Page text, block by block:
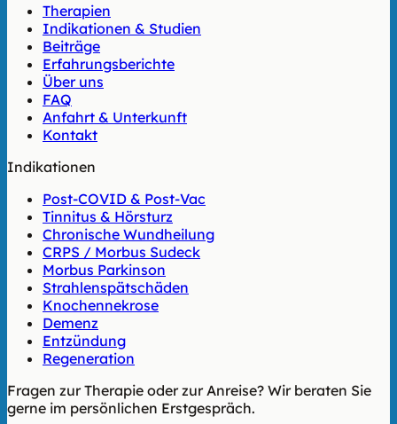
Therapien
Indikationen & Studien
Beiträge
Erfahrungsberichte
Über uns
FAQ
Anfahrt & Unterkunft
Kontakt
Indikationen
Post-COVID & Post-Vac
Tinnitus & Hörsturz
Chronische Wundheilung
CRPS / Morbus Sudeck
Morbus Parkinson
Strahlenspätschäden
Knochennekrose
Demenz
Entzündung
Regeneration
Fragen zur Therapie oder zur Anreise? Wir beraten Sie
gerne im persönlichen Erstgespräch.